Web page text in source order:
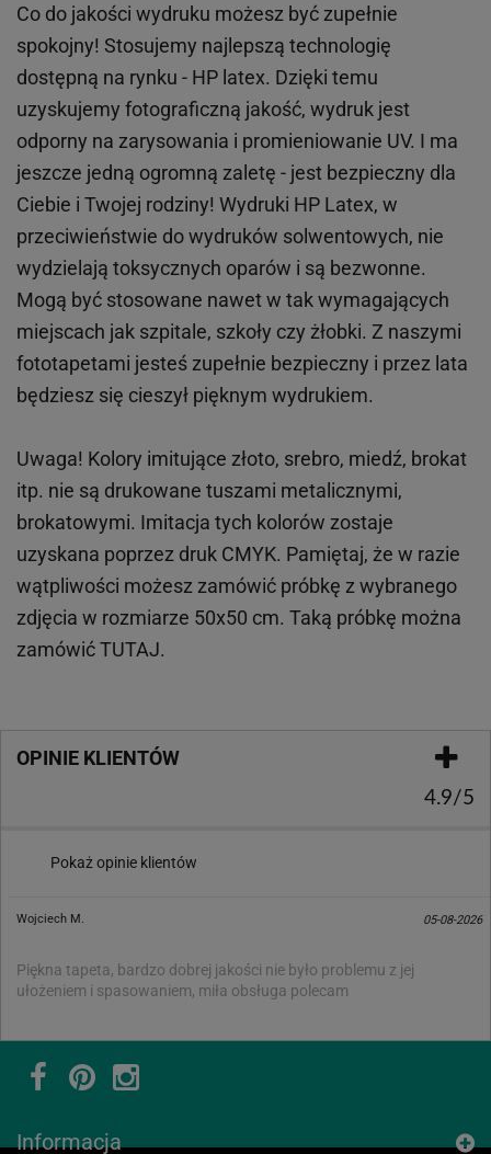
Co do jakości wydruku możesz być zupełnie
spokojny! Stosujemy najlepszą technologię
dostępną na rynku - HP latex. Dzięki temu
uzyskujemy fotograficzną jakość, wydruk jest
odporny na zarysowania i promieniowanie UV. I ma
jeszcze jedną ogromną zaletę - jest bezpieczny dla
Ciebie i Twojej rodziny! Wydruki HP Latex, w
przeciwieństwie do wydruków solwentowych, nie
wydzielają toksycznych oparów i są bezwonne.
Mogą być stosowane nawet w tak wymagających
miejscach jak szpitale, szkoły czy żłobki. Z naszymi
fototapetami jesteś zupełnie bezpieczny i przez lata
będziesz się cieszył pięknym wydrukiem.
Uwaga! Kolory imitujące złoto, srebro, miedź, brokat
itp. nie są drukowane tuszami metalicznymi,
brokatowymi. Imitacja tych kolorów zostaje
uzyskana poprzez druk CMYK. Pamiętaj, że w razie
wątpliwości możesz zamówić próbkę z wybranego
zdjęcia w rozmiarze 50x50 cm. Taką próbkę można
zamówićTUTAJ.
OPINIE KLIENTÓW
4.9/5
Pokaż opinie klientów
Wojciech M. 05-08-2026
Piękna tapeta, bardzo dobrej jakości nie było problemu z jej
ułożeniem i spasowaniem, miła obsługa polecam
Informacja